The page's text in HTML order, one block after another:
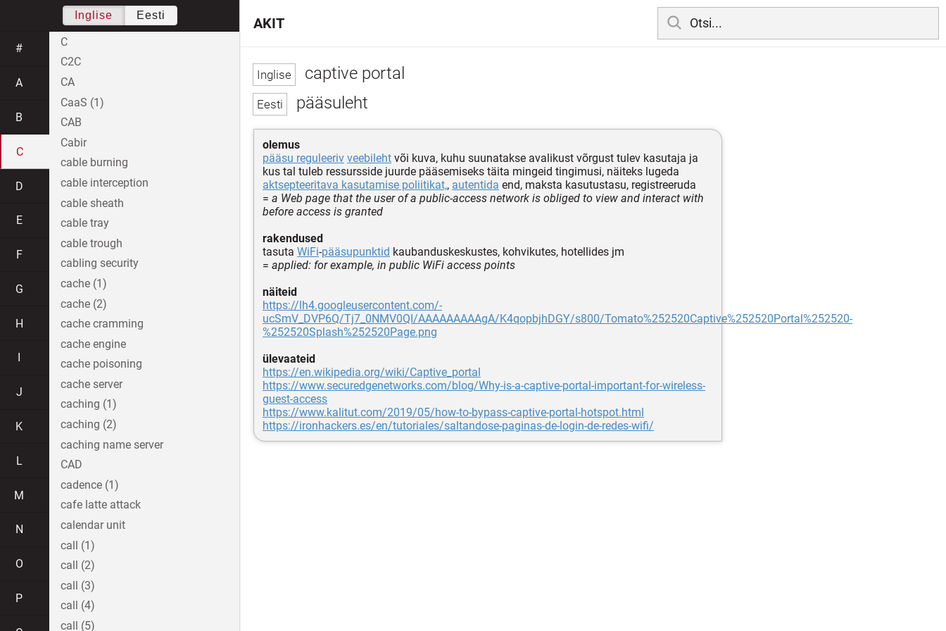
captive portal
pääsuleht
olemus
pääsu reguleeriv veebileht või kuva, kuhu suunatakse avalikust võrgust tulev kasutaja ja
kus tal tuleb ressursside juurde pääsemiseks täita mingeid tingimusi, näiteks lugeda
aktsepteeritava kasutamise poliitikat,, autentida end, maksta kasutustasu, registreeruda
= a Web page that the user of a public-access network is obliged to view and interact with
before access is granted
rakendused
tasuta WiFi-pääsupunktid kaubanduskeskustes, kohvikutes, hotellides jm
= applied: for example, in public WiFi access points
näiteid
https://lh4.googleusercontent.com/-
ucSmV_DVP6Q/Tj7_0NMV0QI/AAAAAAAAAgA/K4qopbjhDGY/s800/Tomato%252520Captive%252520Portal%252520-
%252520Splash%252520Page.png
ülevaateid
https://en.wikipedia.org/wiki/Captive_portal
https://www.securedgenetworks.com/blog/Why-is-a-captive-portal-important-for-wireless-
guest-access
https://www.kalitut.com/2019/05/how-to-bypass-captive-portal-hotspot.html
https://ironhackers.es/en/tutoriales/saltandose-paginas-de-login-de-redes-wifi/
AKIT
Inglise Eesti
#
A
B
C
D
E
F
G
H
J
K
L
M
N
O
P
C
C2C
CA
CaaS (1)
CAB
Cabir
cable burning
cable interception
cable sheath
cable tray
cable trough
cabling security
cache (1)
cache (2)
cache cramming
cache engine
cache poisoning
cache server
caching (1)
caching (2)
caching name server
CAD
cadence (1)
cafe latte attack
calendar unit
call (1)
call (2)
call (3)
call (4)
call (5)